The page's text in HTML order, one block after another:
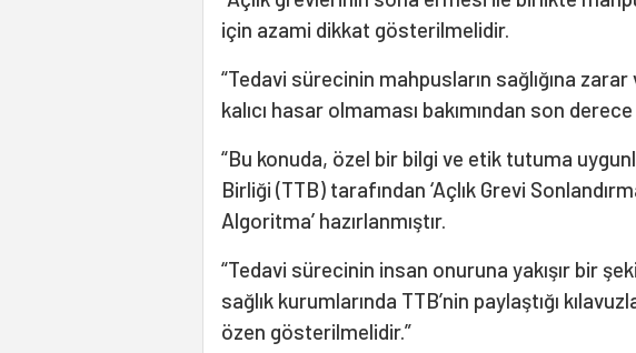
için azami dikkat gösterilmelidir.
“Tedavi sürecinin mahpusların sağlığına
kalıcı hasar olmaması bakımından son
“Bu konuda, özel bir bilgi ve etik tutuma
Birliği (TTB) tarafından ‘Açlık Grevi
Algoritma’ hazırlanmıştır.
“Tedavi sürecinin insan onuruna yakışır bir
sağlık kurumlarında TTB’nin paylaştığı
özen gösterilmelidir.”